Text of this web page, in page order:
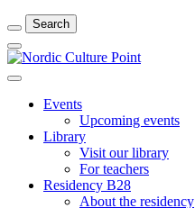
Search
Search
Search
Main
Menu
Close
menu Events
Upcoming events
Library
Visit our library
For teachers
Residency B28
About the residency